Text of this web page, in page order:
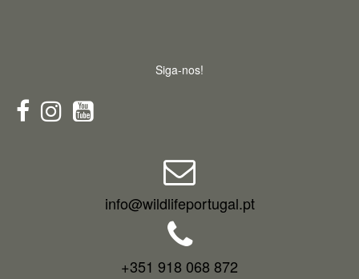
Siga-nos!
info@wildlifeportugal.pt
+351 918 068 872